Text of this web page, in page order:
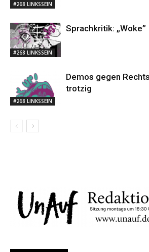
#268 LINKSSEIN
#268 LINKSSEIN
Sprachkritik: „Woke”
#268 LINKSSEIN
Demos gegen
trotzig